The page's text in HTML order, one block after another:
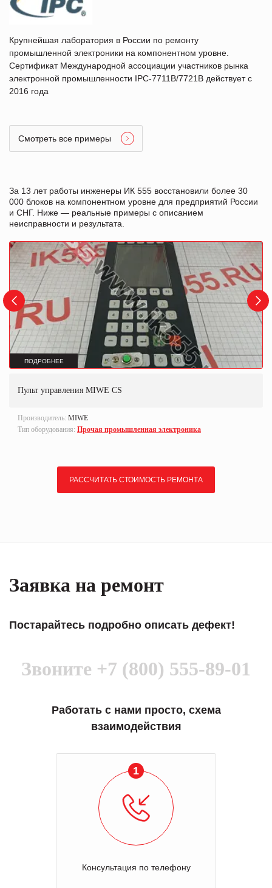
Крупнейшая лаборатория в России по ремонту
промышленной электроники на компонентном уровне.
Сертификат Международной ассоциации участников рынка
электронной промышленности IPC-7711B/7721B действует с
2016 года
Смотреть все примеры
За 13 лет работы инженеры ИК 555 восстановили более 30
000 блоков на компонентном уровне для предприятий России
и СНГ. Ниже — реальные примеры с описанием
неисправности и результата.
ПОДРОБНЕЕ
Пульт управления MIWE CS
Производитель: MIWE
Тип оборудования: Прочая промышленная электроника
РАССЧИТАТЬ СТОИМОСТЬ РЕМОНТА
Заявка на ремонт
Постарайтесь подробно описать дефект!
Звоните +7 (800) 555-89-01
Работать с нами просто, схема
взаимодействия
1
Консультация по телефону